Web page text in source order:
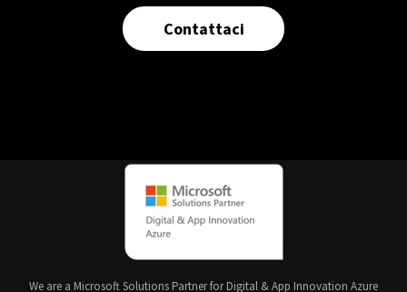
Contattaci
We are a Microsoft Solutions Partner for Digital & App Innovation Azure